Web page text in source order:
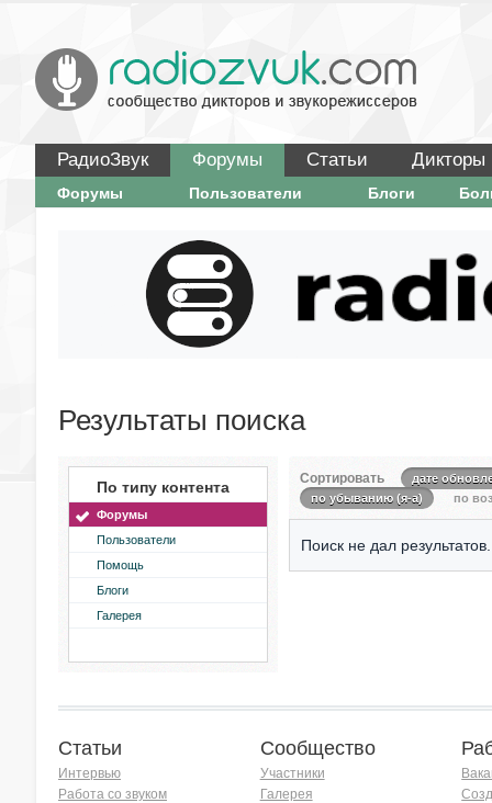
РадиоЗвук Форумы Статьи Дикторы
Форумы Пользователи Блоги
Результаты поиска
По типу контента
Форумы
Пользователи
Помощь
Блоги
Галерея
Сортировать
дате
по убыванию (я-а)
по
Поиск не дал результатов.
Статьи
Интервью
Работа со звуком
Сообщество
Участники
Галерея